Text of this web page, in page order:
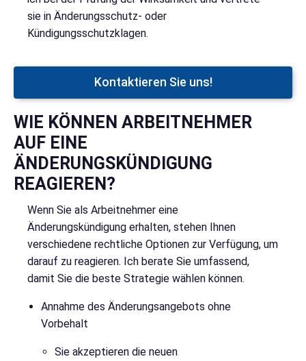
sie in Änderungsschutz- oder
Kündigungsschutzklagen.
Kontaktieren Sie uns!
WIE KÖNNEN ARBEITNEHMER
AUF EINE
ÄNDERUNGSKÜNDIGUNG
REAGIEREN?
Wenn Sie als Arbeitnehmer eine
Änderungskündigung erhalten, stehen Ihnen
verschiedene rechtliche Optionen zur Verfügung, um
darauf zu reagieren. Ich berate Sie umfassend,
damit Sie die beste Strategie wählen können.
Annahme des Änderungsangebots ohne
Vorbehalt
Sie akzeptieren die neuen